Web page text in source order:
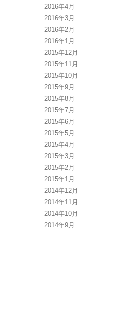
2016年4月
2016年3月
2016年2月
2016年1月
2015年12月
2015年11月
2015年10月
2015年9月
2015年8月
2015年7月
2015年6月
2015年5月
2015年4月
2015年3月
2015年2月
2015年1月
2014年12月
2014年11月
2014年10月
2014年9月